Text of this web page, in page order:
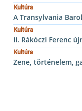
Kultúra
A Transylvania
Kultúra
II. Rákóczi Ferenc
Kultúra
Zene, történelem,